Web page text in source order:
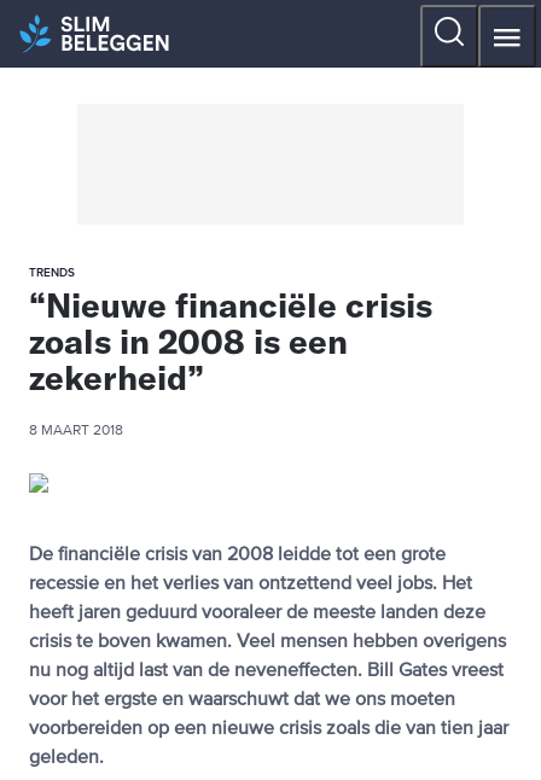
TRENDS
“Nieuwe financiële crisis
zoals in 2008 is een
zekerheid”
8 MAART 2018
De financiële crisis van 2008 leidde tot een grote
recessie en het verlies van ontzettend veel jobs. Het
heeft jaren geduurd vooraleer de meeste landen deze
crisis te boven kwamen. Veel mensen hebben overigens
nu nog altijd last van de neveneffecten. Bill Gates vreest
voor het ergste en waarschuwt dat we ons moeten
voorbereiden op een nieuwe crisis zoals die van tien jaar
geleden.